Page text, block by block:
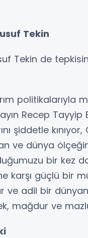
Tekin
Tekin de
politikalarıyla
Recep
şiddetle
ve dünya
bir kez
karşı güçlü
adil bir
mağdur ve